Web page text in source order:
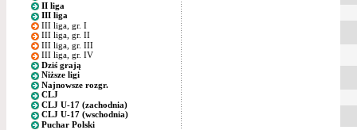
II liga
III liga
III liga, gr. I
III liga, gr. II
III liga, gr. III
III liga, gr. IV
Dziś grają
Niższe ligi
Najnowsze rozgr.
CLJ
CLJ U-17 (zachodnia)
CLJ U-17 (wschodnia)
Puchar Polski